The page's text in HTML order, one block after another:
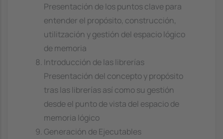
Presentación de los puntos clave para
entender el propósito, construcción,
utilitzación y gestión del espacio lógico
de memoria
Introducción de las librerías
Presentación del concepto y propósito
tras las librerías así como su gestión
desde el punto de vista del espacio de
memoria lógico
Generación de Ejecutables